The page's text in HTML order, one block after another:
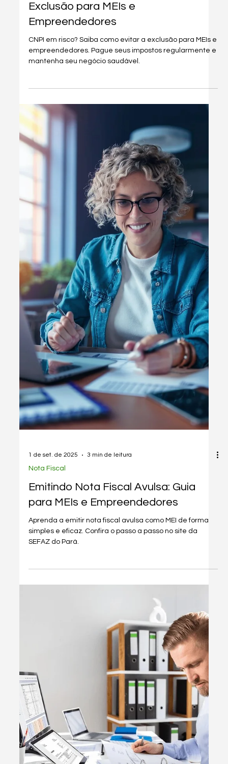
1 de set. de 2025 3 min de leitura
Dicas & Hacks
MEI excluído do Simples Nacional:
Saiba o que fazer
Saiba como evitar a exclusão do Simples Nacional e
regularizar pendências. Consulte o Portal e-CAC e
mantenha a regularidade fiscal para o sucesso do seu
CNPJ em Risco: Como Evitar a
Exclusão para MEIs e
Empreendedores
CNPI em risco? Saiba como evitar a exclusão para MEIs e
empreendedores. Pague seus impostos regularmente e
mantenha seu negócio saudável.